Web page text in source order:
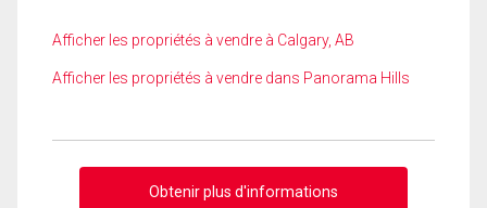
Afficher les propriétés à vendre à Calgary, AB
Afficher les propriétés à vendre dans Panorama Hills
Obtenir plus d'informations